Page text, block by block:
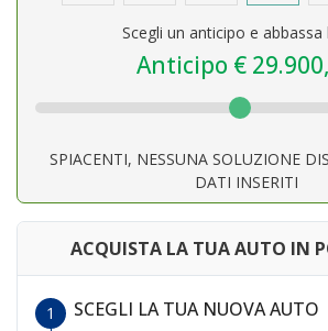
Scegli un anticipo e abbassa
Anticipo €
SPIACENTI, NESSUNA SOLUZIONE
DATI INSERITI
ACQUISTA LA TUA AUTO IN
SCEGLI LA TUA NUOVA AUTO